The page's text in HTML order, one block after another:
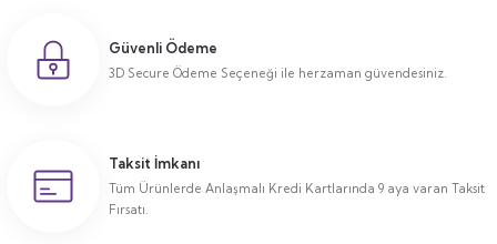
Güvenli Ödeme
3D Secure Ödeme Seçeneği ile herzaman güvendesiniz.
Taksit İmkanı
Tüm Ürünlerde Anlaşmalı Kredi Kartlarında 9 aya varan Taksit
Fırsatı.